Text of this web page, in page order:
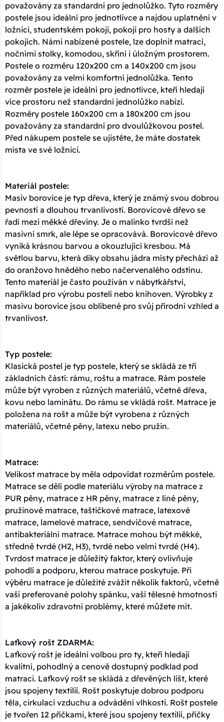
považovány za standardní pro jednolůžko. Tyto rozměry
postele jsou ideální pro jednotlivce a najdou uplatnění v
ložnici, studentském pokoji, pokoji pro hosty a dalších
pokojích. Námi nabízené postele, lze doplnit matrací,
nočními stolky, komodou, skříní i úložným prostorem.
Postele o rozměru 120x200 cm a 140x200 cm jsou
považovány za velmi komfortní jednolůžka. Tento
rozměr postele je ideální pro jednotlivce, kteří hledají
více prostoru než standardní jednolůžko nabízí.
Rozměry postele 160x200 cm a 180x200 cm jsou
považovány za standardní pro dvoulůžkovou postel.
Před nákupem postele se ujistěte, že máte dostatek
místa ve své ložnici.
Materiál postele:
Masiv borovice je typ dřeva, který je známý svou dobrou
pevností a dlouhou trvanlivostí. Borovicové dřevo se
řadí mezi měkké dřeviny. Je o malinko tvrdší než
masivní smrk, ale lépe se opracovává. Borovicové dřevo
vyniká krásnou barvou a okouzlující kresbou. Má
světlou barvu, která díky obsahu jádra místy přechází až
do oranžovo hnědého nebo načervenalého odstínu.
Tento materiál je často používán v nábytkářství,
například pro výrobu postelí nebo knihoven. Výrobky z
masivu borovice jsou oblíbené pro svůj přírodní vzhled a
trvanlivost.
Typ postele:
Klasická postel je typ postele, který se skládá ze tří
základních částí: rámu, roštu a matrace. Rám postele
může být vyroben z různých materiálů, včetně dřeva,
kovu nebo laminátu. Do rámu se vkládá rošt. Matrace je
položena na rošt a může být vyrobena z různých
materiálů, včetně pěny, latexu nebo pružin.
Matrace:
Velikost matrace by měla odpovídat rozměrům postele.
Matrace se dělí podle materiálu výroby na matrace z
PUR pěny, matrace z HR pěny, matrace z líné pěny,
pružinové matrace, taštičkové matrace, latexové
matrace, lamelové matrace, sendvičové matrace,
antibakteriální matrace. Matrace mohou být měkké,
středně tvrdé (H2, H3), tvrdé nebo velmi tvrdé (H4).
Tvrdost matrace je důležitý faktor, který ovlivňuje
pohodlí a podporu, kterou matrace poskytuje. Při
výběru matrace je důležité zvážit několik faktorů, včetně
vaší preferované polohy spánku, vaší tělesné hmotnosti
a jakékoliv zdravotní problémy, které můžete mít.
Laťkový rošt ZDARMA:
Laťkový rošt je ideální volbou pro ty, kteří hledají
kvalitní, pohodlný a cenově dostupný podklad pod
matraci. Laťkový rošt se skládá z dřevěných lišt, které
jsou spojeny textilií. Rošt poskytuje dobrou podporu
těla, cirkulaci vzduchu a odvádění vlhkosti. Rošt postele
je tvořen 12 příčkami, které jsou spojeny textilií, příčky